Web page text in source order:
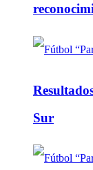
Sur